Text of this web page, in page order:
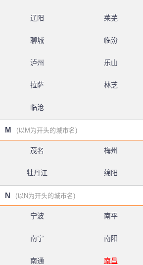
辽阳 莱芜
聊城 临汾
泸州 乐山
拉萨 林芝
临沧
M (以M为开头的城市名)
茂名 梅州
牡丹江 绵阳
N (以N为开头的城市名)
宁波 南平
南宁 南阳
南通 南昌